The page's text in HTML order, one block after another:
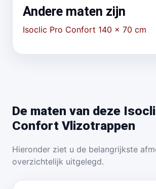
Andere maten zijn
Isoclic Pro Confort 140 x 70 cm
De maten van deze
Confort Vlizotrappen
Hieronder ziet u de belangrijkste
overzichtelijk uitgelegd.